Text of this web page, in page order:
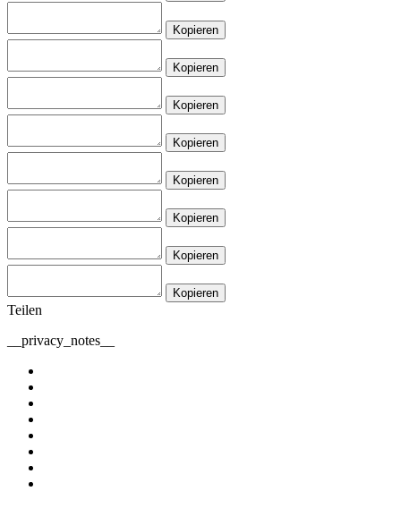
Kopieren
Kopieren
Kopieren
Kopieren
Kopieren
Kopieren
Kopieren
Kopieren
Teilen
__privacy_notes__